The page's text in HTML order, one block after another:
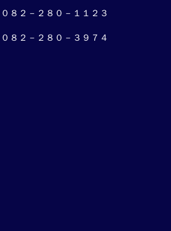
８２－２８０－１１２３
８２－２８０－３９７４